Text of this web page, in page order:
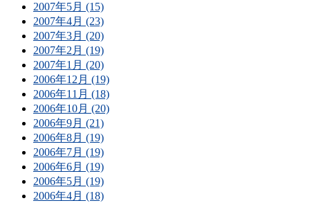
2007年5月 (15)
2007年4月 (23)
2007年3月 (20)
2007年2月 (19)
2007年1月 (20)
2006年12月 (19)
2006年11月 (18)
2006年10月 (20)
2006年9月 (21)
2006年8月 (19)
2006年7月 (19)
2006年6月 (19)
2006年5月 (19)
2006年4月 (18)